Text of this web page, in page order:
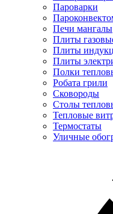
Пароварки
Печи мангалы
Плиты
Плиты
Плиты
Полки
Робата грили
Сковороды
Столы
Тепловые
Термостаты
Уличные